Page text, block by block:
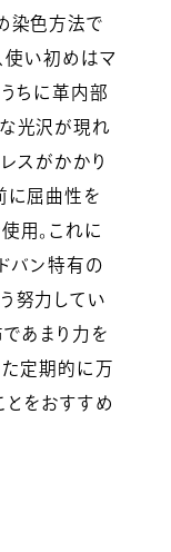
染色方法で
使い初めはマ
ちに革内部
光沢が現れ
スがかかり
に屈曲性を
用。これに
バン特有の
努力してい
あまり力を
た定期的に万
とをおすすめ